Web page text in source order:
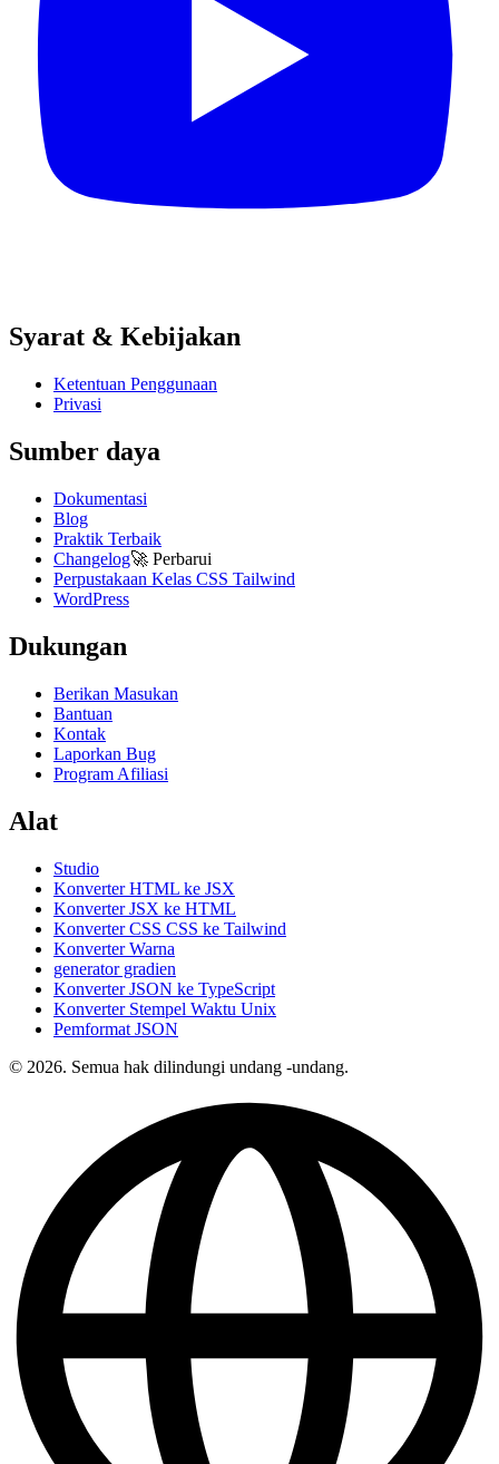
Syarat & Kebijakan
Ketentuan Penggunaan
Privasi
Sumber daya
Dokumentasi
Blog
Praktik Terbaik
Changelog🚀 Perbarui
Perpustakaan Kelas CSS Tailwind
WordPress
Dukungan
Berikan Masukan
Bantuan
Kontak
Laporkan Bug
Program Afiliasi
Alat
Studio
Konverter HTML ke JSX
Konverter JSX ke HTML
Konverter CSS CSS ke Tailwind
Konverter Warna
generator gradien
Konverter JSON ke TypeScript
Konverter Stempel Waktu Unix
Pemformat JSON
© 2026. Semua hak dilindungi undang -undang.